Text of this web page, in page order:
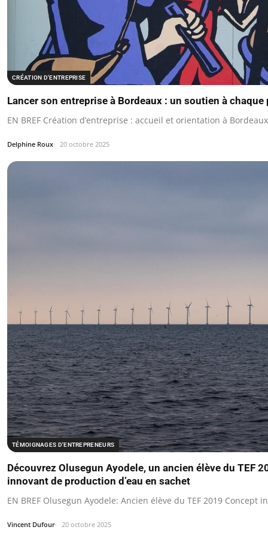
CRÉATION D'ENTREPRISE
Lancer son entreprise à Bordeaux : un soutien à
EN BREF Création d’entreprise : accueil et orientation à
Delphine Roux 20 octobre 2025
TÉMOIGNAGES D'ENTREPRENEURS
Découvrez Olusegun Ayodele, un ancien élève du TEF
innovant de production d’eau en sachet
EN BREF Olusegun Ayodele: Ancien élève du TEF 2019
Vincent Dufour 20 octobre 2025